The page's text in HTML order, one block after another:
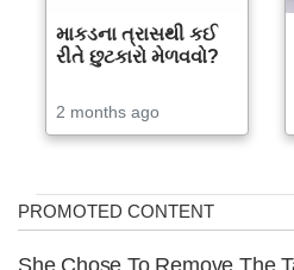
માકડના ત્રાસથી કઈ
રીતે છુટકારો મેળવવો?
2 months ago